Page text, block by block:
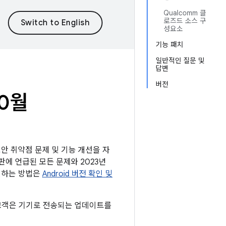
Qualcomm 클
로즈드 소스 구
성요소
기능 패치
일반적인 질문 및
답변
버전
월
취약점 문제 및 기능 개선을 자
언급된 모든 문제와 2023년
는 방법은 Android 버전 확인 및
은 기기로 전송되는 업데이트를